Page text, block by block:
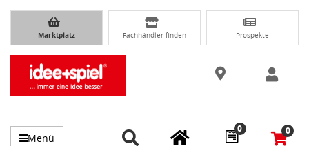
Marktplatz Fachhändler finden Prospekte
Menü
0 0